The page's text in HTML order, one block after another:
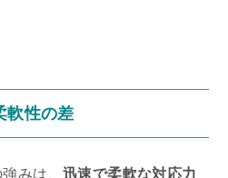
軟性の差
みは、 迅速で柔軟な対応力